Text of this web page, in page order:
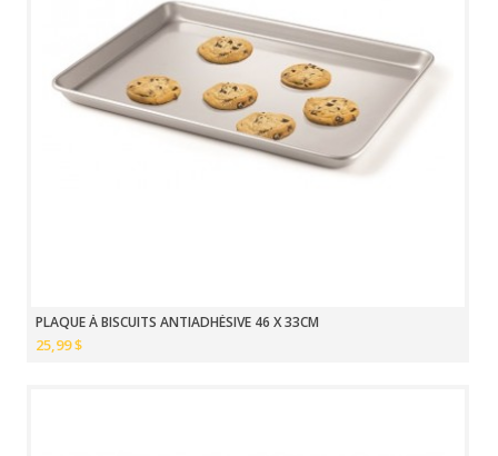
PLAQUE À BISCUITS ANTIADHÉSIVE 46 X 33CM
25,99 $